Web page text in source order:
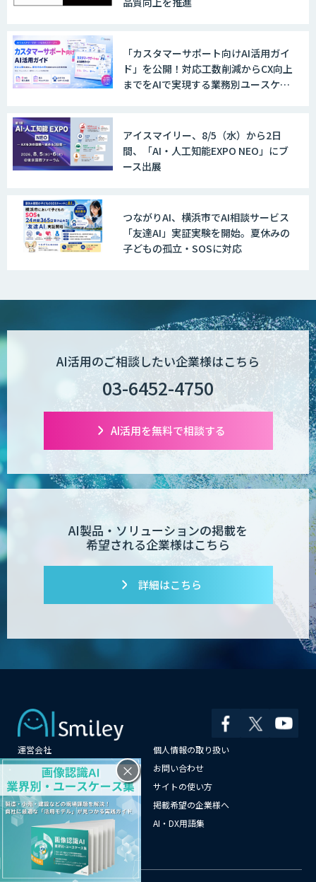
「カスタマーサポート向けAI活用ガイ
ド」を公開！対応工数削減からCX向上
までをAIで実現する業務別ユースケー
アイスマイリー、8/5（水）から2日
間、「AI・人工知能EXPO NEO」にブ
ース出展
つながりAI、横浜市でAI相談サービス
「友達AI」実証実験を開始。夏休みの
子どもの孤立・SOSに対応
AI活用のご相談したい企業様はこちら
03-6452-4750
AI活用を無料で相談する
AI製品・ソリューションの掲載を
希望される企業様はこちら
詳細はこちら
運営会社
個人情報の取り扱い
よくある質問
お問い合わせ
メールマガジン登録
サイトの使い方
情報提供はこちらから
掲載希望の企業様へ
AI企業一覧
AI・DX用語集
サイトマップ
×